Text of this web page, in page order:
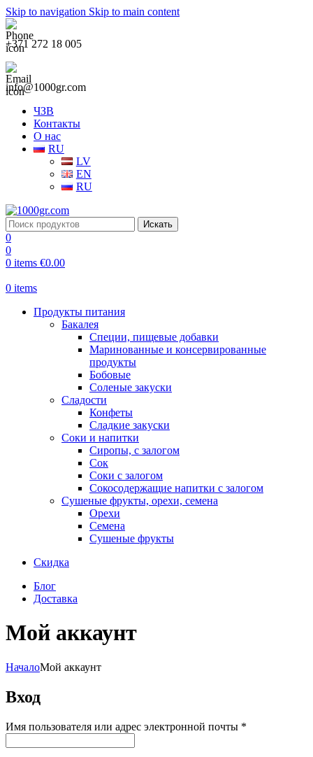
Skip to navigation Skip to main content
+371 272 18 005
info@1000gr.com
ЧЗВ
Контакты
О нас
RU
LV
EN
RU
Искать
0
0
0 items €0.00
0 items
Продукты питания
Бакалея
Специи, пищевые добавки
Маринованные и консервированные
продукты
Бобовые
Соленые закуски
Сладости
Конфеты
Сладкие закуски
Соки и напитки
Сиропы, с залогом
Сок
Соки с залогом
Сокосодержащие напитки с залогом
Сушеные фрукты, орехи, семена
Орехи
Семена
Сушеные фрукты
Скидка
Блог
Доставка
Мой аккаунт
НачалоМой аккаунт
Вход
Имя пользователя или адрес электронной почты *